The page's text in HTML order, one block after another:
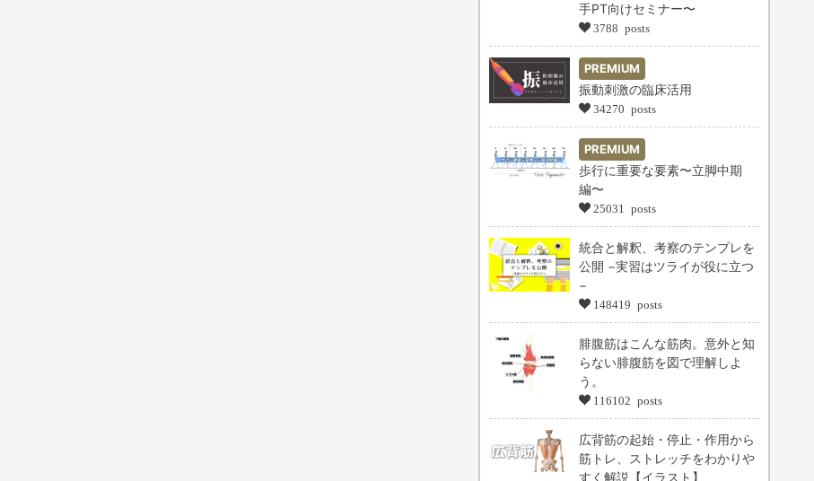
手PT向けセミナー〜
3788 posts
PREMIUM
振動刺激の臨床活用
34270 posts
PREMIUM
歩行に重要な要素〜立脚中期
編〜
25031 posts
統合と解釈、考察のテンプレを
公開 −実習はツライが役に立つ
−
148419 posts
腓腹筋はこんな筋肉。意外と知
らない腓腹筋を図で理解しよ
う。
116102 posts
広背筋の起始・停止・作用から
筋トレ、ストレッチをわかりや
すく解説【イラスト】